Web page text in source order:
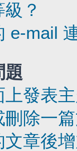
？
e-mail
題
發表
除一
章後